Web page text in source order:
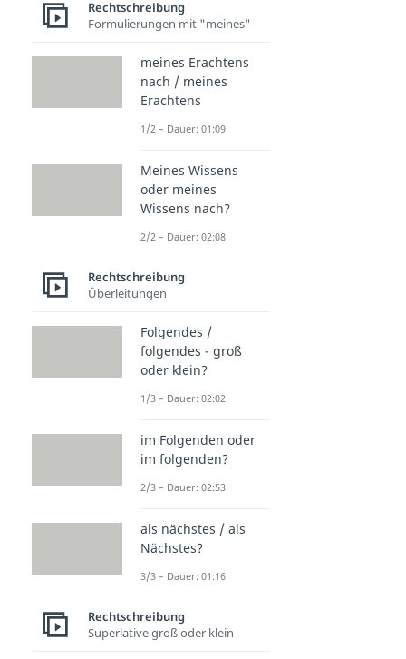
Rechtschreibung
Formulierungen mit "meines"
meines Erachtens
nach / meines
Erachtens
1/2 – Dauer: 01:09
Meines Wissens
oder meines
Wissens nach?
2/2 – Dauer: 02:08
Rechtschreibung
Überleitungen
Folgendes /
folgendes - groß
oder klein?
1/3 – Dauer: 02:02
im Folgenden oder
im folgenden?
2/3 – Dauer: 02:53
als nächstes / als
Nächstes?
3/3 – Dauer: 01:16
Rechtschreibung
Superlative groß oder klein